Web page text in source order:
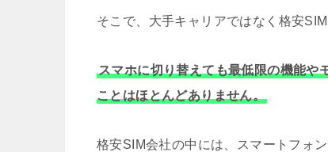
そこで、大手キャリアではなく格安
スマホに切り替えても最低限の機能や
ことはほとんどありません。
格安SIM会社の中には、スマートフォ